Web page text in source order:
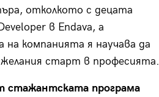
отколкото с децата
в Endava, а
компанията я научава да
желания старт в професията.
стажантската програма